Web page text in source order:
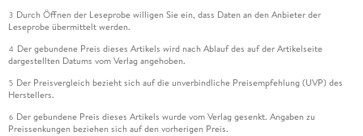
3 Durch Öffnen der Leseprobe willigen Sie ein, dass Daten an den Anbieter der
Leseprobe übermittelt werden.
4 Der gebundene Preis dieses Artikels wird nach Ablauf des auf der Artikelseite
dargestellten Datums vom Verlag angehoben.
5 Der Preisvergleich bezieht sich auf die unverbindliche Preisempfehlung (UVP) des
Herstellers.
6 Der gebundene Preis dieses Artikels wurde vom Verlag gesenkt. Angaben zu
Preissenkungen beziehen sich auf den vorherigen Preis.